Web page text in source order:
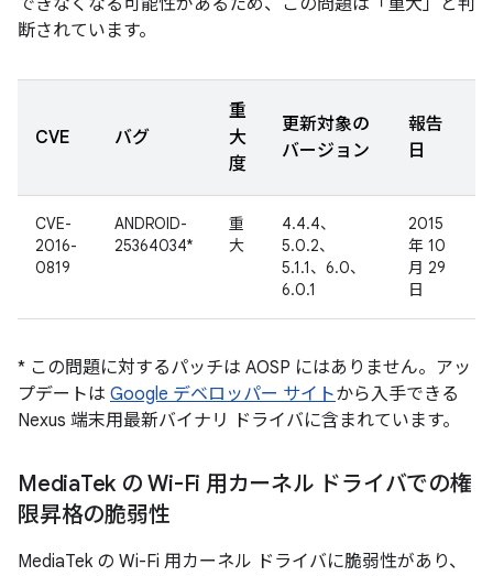
できなくなる可能性があるため、この問題は「重大」と判
断されています。
CVE バグ
重
大
度
更新対象の
バージョン
報告
日
CVE-
2016-
0819
ANDROID-
25364034*
重
大
4.4.4、
5.0.2、
5.1.1、6.0、
6.0.1
2015
年 10
月 29
日
* この問題に対するパッチは AOSP にはありません。アッ
プデートは Google デベロッパー サイトから入手できる
Nexus 端末用最新バイナリ ドライバに含まれています。
MediaTek の Wi-Fi 用カーネル ドライバでの権
限昇格の脆弱性
MediaTek の Wi-Fi 用カーネル ドライバに脆弱性があり、